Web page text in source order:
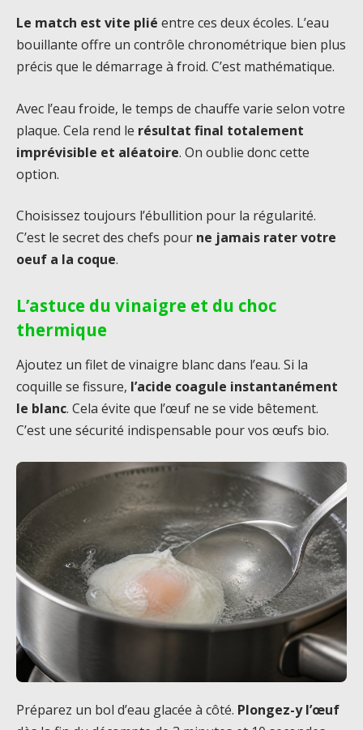
Le match est vite plié entre ces deux écoles. L’eau
bouillante offre un contrôle chronométrique bien plus
précis que le démarrage à froid. C’est mathématique.
Avec l’eau froide, le temps de chauffe varie selon votre
plaque. Cela rend le résultat final totalement
imprévisible et aléatoire. On oublie donc cette
option.
Choisissez toujours l’ébullition pour la régularité.
C’est le secret des chefs pour ne jamais rater votre
oeuf a la coque.
L’astuce du vinaigre et du choc
thermique
Ajoutez un filet de vinaigre blanc dans l’eau. Si la
coquille se fissure, l’acide coagule instantanément
le blanc. Cela évite que l’œuf ne se vide bêtement.
C’est une sécurité indispensable pour vos œufs bio.
Préparez un bol d’eau glacée à côté. Plongez-y l’œuf